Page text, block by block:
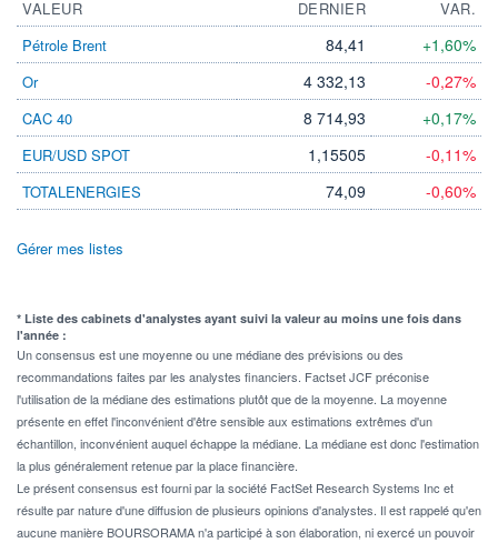
VALEUR DERNIER
VAR.
Pétrole Brent
84,41 +1,60%
Or 4 332,13 -0,27%
CAC 40 8 714,93 +0,17%
EUR/USD SPOT 1,15505 -0,11%
TOTALENERGIES 74,09 -0,60%
Gérer mes listes
* Liste des cabinets d'analystes ayant suivi la valeur au moins une fois dans
l'année :
Un consensus est une moyenne ou une médiane des prévisions ou des
recommandations faites par les analystes financiers. Factset JCF préconise
l'utilisation de la médiane des estimations plutôt que de la moyenne. La moyenne
présente en effet l'inconvénient d'être sensible aux estimations extrêmes d'un
échantillon, inconvénient auquel échappe la médiane. La médiane est donc l'estimation
la plus généralement retenue par la place financière.
Le présent consensus est fourni par la société FactSet Research Systems Inc et
résulte par nature d'une diffusion de plusieurs opinions d'analystes. Il est rappelé qu'en
aucune manière BOURSORAMA n'a participé à son élaboration, ni exercé un pouvoir